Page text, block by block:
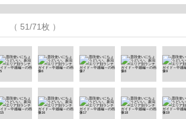
（ 51/71枚 ）